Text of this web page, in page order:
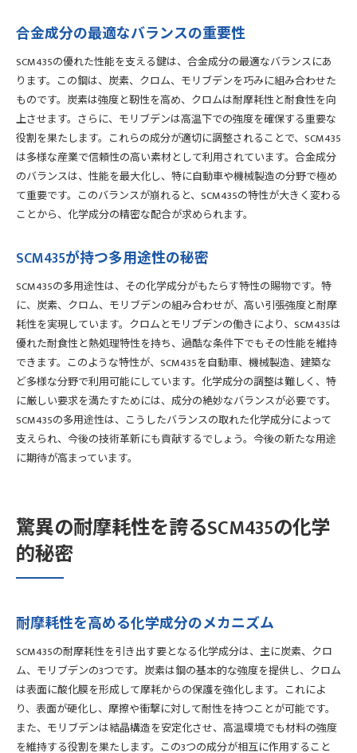
合金成分の最適なバランスの重要性
SCM435の優れた性能を支える鍵は、合金成分の最適なバランスにあ
ります。この鋼は、炭素、クロム、モリブデンを巧みに組み合わせた
ものです。炭素は強度と靭性を高め、クロムは耐摩耗性と耐食性を向
上させます。さらに、モリブデンは高温下での強度を確保する重要な
役割を果たします。これらの成分が適切に調整されることで、SCM435
は多様な産業で信頼性の高い素材として利用されています。合金成分
のバランスは、性能を最大化し、特に自動車や機械製造の分野で極め
て重要です。このバランスが崩れると、SCM435の特性が大きく変わる
ことから、化学成分の精密な配合が求められます。
SCM435が持つ多用途性の秘密
SCM435の多用途性は、その化学成分がもたらす特性の賜物です。特
に、炭素、クロム、モリブデンの組み合わせが、高い引張強度と耐摩
耗性を実現しています。クロムとモリブデンの働きにより、SCM435は
優れた耐食性と熱処理特性を持ち、過酷な条件下でもその性能を維持
できます。このような特性が、SCM435を自動車、機械製造、建築な
ど多様な分野で利用可能にしています。化学成分の調整は難しく、特
に厳しい要求を満たすためには、成分の絶妙なバランスが必要です。
SCM435の多用途性は、こうしたバランスの取れた化学成分によって
支えられ、今後の技術革新にも貢献するでしょう。今後の新たな用途
に期待が高まっています。
驚異の耐摩耗性を誇るSCM435の化学
的秘密
耐摩耗性を高める化学成分のメカニズム
SCM435の耐摩耗性を引き出す要となる化学成分は、主に炭素、クロ
ム、モリブデンの3つです。炭素は鋼の基本的な強度を提供し、クロム
は表面に酸化膜を形成して摩耗からの保護を強化します。これによ
り、表面が硬化し、摩擦や衝撃に対して耐性を持つことが可能です。
また、モリブデンは結晶構造を安定化させ、高温環境でも材料の強度
を維持する役割を果たします。この3つの成分が相互に作用すること